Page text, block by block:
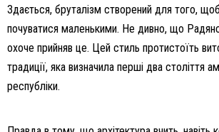
Здається, бруталізм створений для того,
почуватися маленькими. Не дивно, що
охоче прийняв це. Цей стиль протистоїть
традиції, яка визначила перші два століття
республіки.